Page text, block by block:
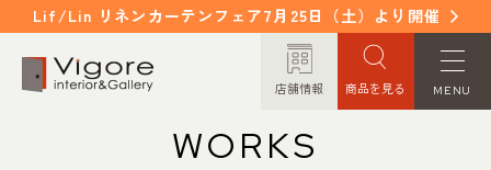
Lif/Lin リネンカーテンフェア7月25日（土）より開催
店舗情報 商品を見る MENU
WORKS
WORKS